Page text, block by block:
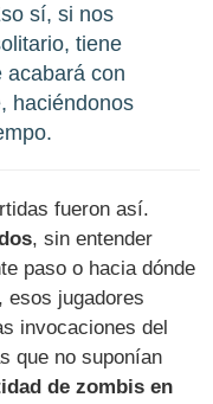
sí, si nos
tiene
acabará con
haciéndonos
fueron así.
, sin entender
paso o hacia dónde
esos jugadores
invocaciones del
que no suponían
de zombis en